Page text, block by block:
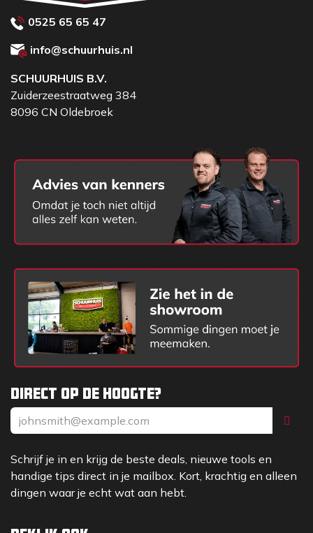
Direct op de hoogte?
Schrijf je in en krijg de beste deals, nieuwe tools en
handige tips direct in je mailbox. Kort, krachtig en alleen
dingen waar je echt wat aan hebt.
0525 65 65 47
info@schuurhuis.nl
SCHUURHUIS B.V.
Zuiderzeestraatweg 384
8096 CN Oldebroek